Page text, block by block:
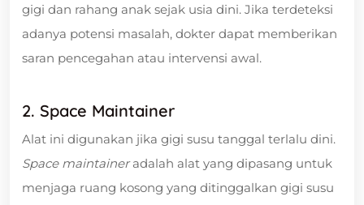
gigi dan rahang anak sejak usia dini. Jika terdeteksi
adanya potensi masalah, dokter dapat memberikan
saran pencegahan atau intervensi awal.
2. Space Maintainer
Alat ini digunakan jika gigi susu tanggal terlalu dini.
Space maintaineradalah alat yang dipasang untuk
menjaga ruang kosong yang ditinggalkan gigi susu